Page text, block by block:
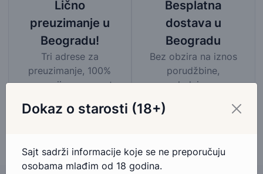
Lično
preuzimanje u
Beogradu!
Tri adrese za
preuzimanje, 100%
garancija na povrat
Besplatna
dostava u
Beogradu
Bez obzira na iznos
porudžbine,
pogledaj mapu
Dokaz o starosti (18+)
Sajt sadrži informacije koje se ne preporučuju
osobama mlađim od 18 godina.